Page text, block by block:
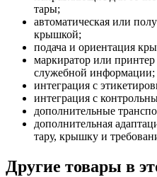
тары;
автоматическая или
крышкой;
подача и ориентация
маркиратор или
служебной информации;
интеграция с
интеграция с
дополнительные
дополнительная
тару, крышку и
Другие товары в